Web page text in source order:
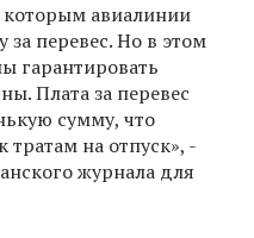
авиалинии
за перевес. Но в этом
гарантировать
Плата за перевес
сумму, что
тратам на отпуск», -
журнала для